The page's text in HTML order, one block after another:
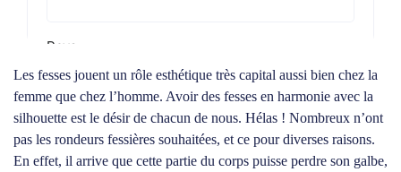
Les fesses jouent un rôle esthétique très capital aussi bien chez la
femme que chez l’homme. Avoir des fesses en harmonie avec la
silhouette est le désir de chacun de nous. Hélas ! Nombreux n’ont
pas les rondeurs fessières souhaitées, et ce pour diverses raisons.
En effet, il arrive que cette partie du corps puisse perdre son galbe,